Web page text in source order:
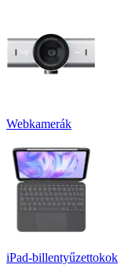
Webkamerák
iPad-billentyűzettokok